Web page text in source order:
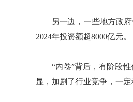
另一边，一些地方政府
2024年投资额超8000亿元。
“内卷”背后，有阶段性
显，加剧了行业竞争，一定